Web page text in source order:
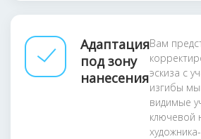
Адаптация
под зону
нанесения
Вам
эскиза с
изгибы
видимые
ключевой